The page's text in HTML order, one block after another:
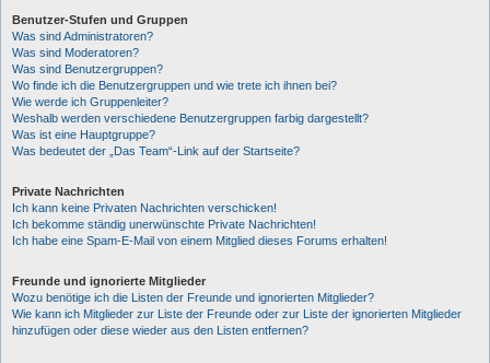
Benutzer-Stufen und Gruppen
Was sind Administratoren?
Was sind Moderatoren?
Was sind Benutzergruppen?
Wo finde ich die Benutzergruppen und wie trete ich ihnen bei?
Wie werde ich Gruppenleiter?
Weshalb werden verschiedene Benutzergruppen farbig dargestellt?
Was ist eine Hauptgruppe?
Was bedeutet der „Das Team“-Link auf der Startseite?
Private Nachrichten
Ich kann keine Privaten Nachrichten verschicken!
Ich bekomme ständig unerwünschte Private Nachrichten!
Ich habe eine Spam-E-Mail von einem Mitglied dieses Forums erhalten!
Freunde und ignorierte Mitglieder
Wozu benötige ich die Listen der Freunde und ignorierten Mitglieder?
Wie kann ich Mitglieder zur Liste der Freunde oder zur Liste der ignorierten Mitglieder
hinzufügen oder diese wieder aus den Listen entfernen?